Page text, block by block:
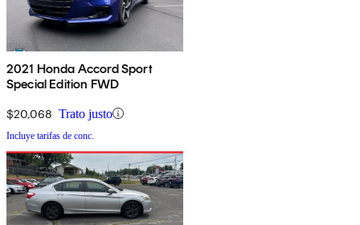
2021 Honda Accord Sport
Special Edition FWD
$20,068 Trato justo
Incluye tarifas de conc.